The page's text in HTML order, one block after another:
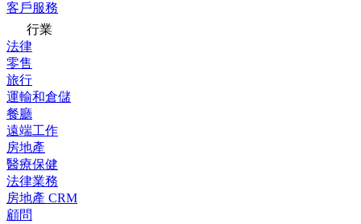
客戶服務
行業
法律
零售
旅行
運輸和倉儲
餐廳
遠端工作
房地產
醫療保健
法律業務
房地產 CRM
顧問